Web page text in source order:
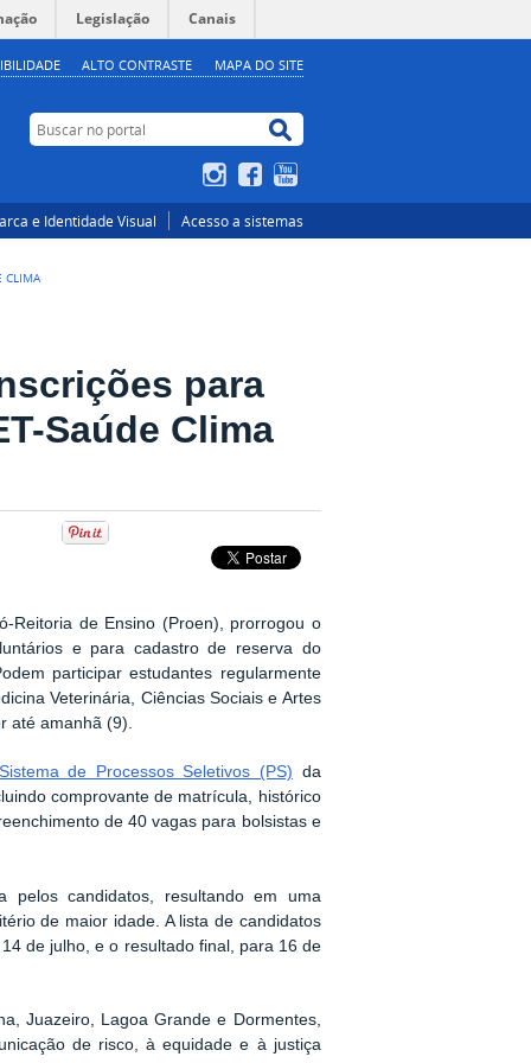
Legislação Canais
ALTO CONTRASTE MAPA DO SITE
Buscar no portal
Buscar no portal
InstagramFacebook
e Identidade Visual Acesso a sistemas
CLIMA
para
Saúde Clima
Reitoria de Ensino (Proen), prorrogou o
e para cadastro de reserva do
participar estudantes regularmente
Veterinária, Ciências Sociais e Artes
até amanhã (9).
Sistema de Processos Seletivos (PS) da
comprovante de matrícula, histórico
de 40 vagas para bolsistas e
pelos candidatos, resultando em uma
de maior idade. A lista de candidatos
de julho, e o resultado final, para 16 de
Juazeiro, Lagoa Grande e Dormentes,
de risco, à equidade e à justiça